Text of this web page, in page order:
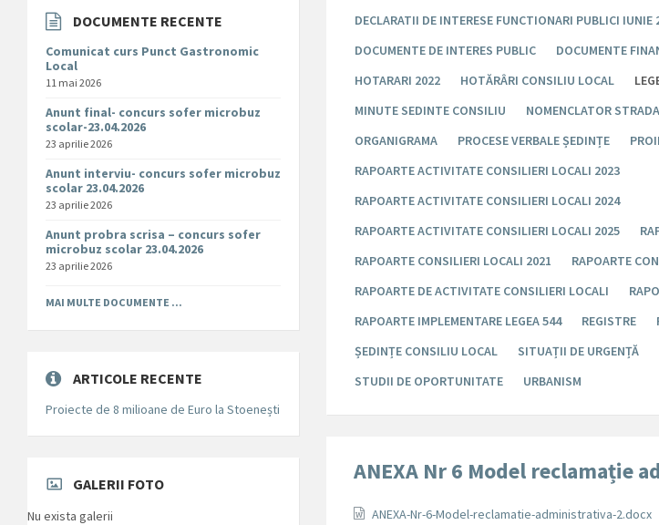
DECLARATII DE INTERESE FUNCTIONARI PUBLICI IUNIE
DOCUMENTE DE INTERES PUBLIC
DOCUMENTE
HOTARARI 2022
HOTĂRÂRI CONSILIU LOCAL
MINUTE SEDINTE CONSILIU
NOMENCLATOR
ORGANIGRAMA
PROCESE VERBALE ȘEDINȚE
RAPOARTE ACTIVITATE CONSILIERI LOCALI 2023
RAPOARTE ACTIVITATE CONSILIERI LOCALI 2024
RAPOARTE ACTIVITATE CONSILIERI LOCALI 2025
RAPOARTE CONSILIERI LOCALI 2021
RAPOARTE
RAPOARTE DE ACTIVITATE CONSILIERI LOCALI
RAPOARTE IMPLEMENTARE LEGEA 544
REGISTRE
ȘEDINȚE CONSILIU LOCAL
SITUAȚII DE URGENȚĂ
STUDII DE OPORTUNITATE
URBANISM
ANEXA Nr 6 Model reclamație
Documente
ANEXA-Nr-6-Model-reclamatie-administrativa-2.docx
DOCUMENTE RECENTE
Comunicat curs Punct Gastronomic
Local
11 mai 2026
Anunt final- concurs sofer microbuz
scolar-23.04.2026
23 aprilie 2026
Anunt interviu- concurs sofer microbuz
scolar 23.04.2026
23 aprilie 2026
Anunt probra scrisa – concurs sofer
microbuz scolar 23.04.2026
23 aprilie 2026
MAI MULTE DOCUMENTE ...
ARTICOLE RECENTE
Proiecte de 8 milioane de Euro la Stoenești
GALERII FOTO
Nu exista galerii